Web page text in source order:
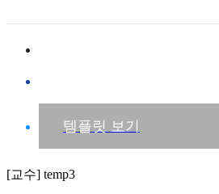
[교수] temp3